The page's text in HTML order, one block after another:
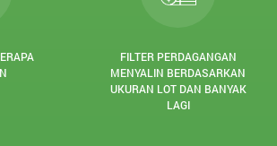
FILTER PERDAGANGAN
MENYALIN BERDASARKAN
UKURAN LOT DAN BANYAK
LAGI